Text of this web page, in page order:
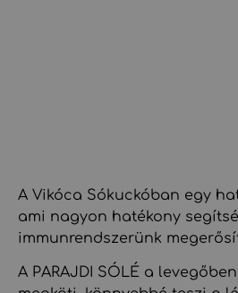
A Vikóca Sókuckóban egy
ami nagyon hatékony
immunrendszerünk
A PARAJDI SÓLÉ a